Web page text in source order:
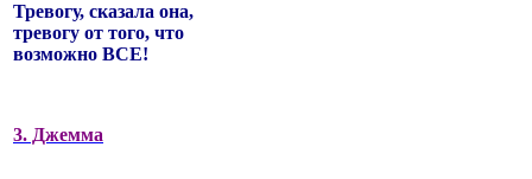
Тревогу, сказала она,
тревогу от того, что
возможно ВСЕ!
3. Джемма